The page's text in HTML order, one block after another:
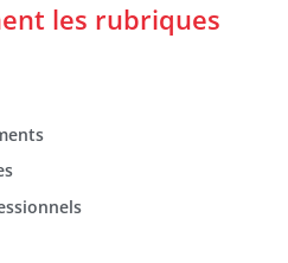
les rubriques